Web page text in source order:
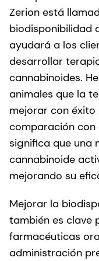
Zerion está
biodisponibilidad
ayudará a los
desarrollar
cannabinoides.
animales que la
mejorar con éxito
comparación con
significa que una
cannabinoide
mejorando su
Mejorar la
también es clave
farmacéuticas
administración